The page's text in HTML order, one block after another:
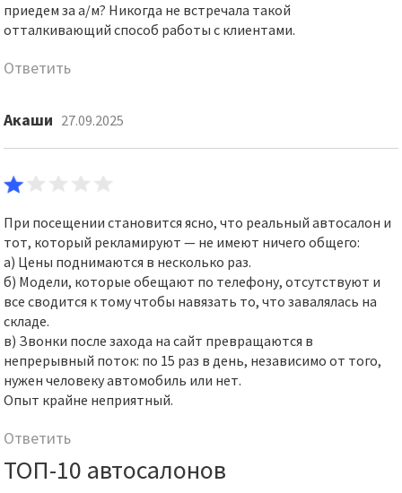
приедем за а/м? Никогда не встречала такой
отталкивающий способ работы с клиентами.
Ответить
Акаши 27.09.2025
При посещении становится ясно, что реальный автосалон и
тот, который рекламируют — не имеют ничего общего:
а) Цены поднимаются в несколько раз.
б) Модели, которые обещают по телефону, отсутствуют и
все сводится к тому чтобы навязать то, что завалялась на
складе.
в) Звонки после захода на сайт превращаются в
непрерывный поток: по 15 раз в день, независимо от того,
нужен человеку автомобиль или нет.
Опыт крайне неприятный.
Ответить
ТОП-10 автосалонов